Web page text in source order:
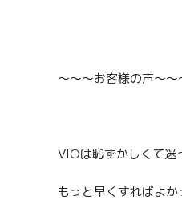
〜〜〜お客様の声〜〜
VIOは恥ずかしくて迷
もっと早くすればよか